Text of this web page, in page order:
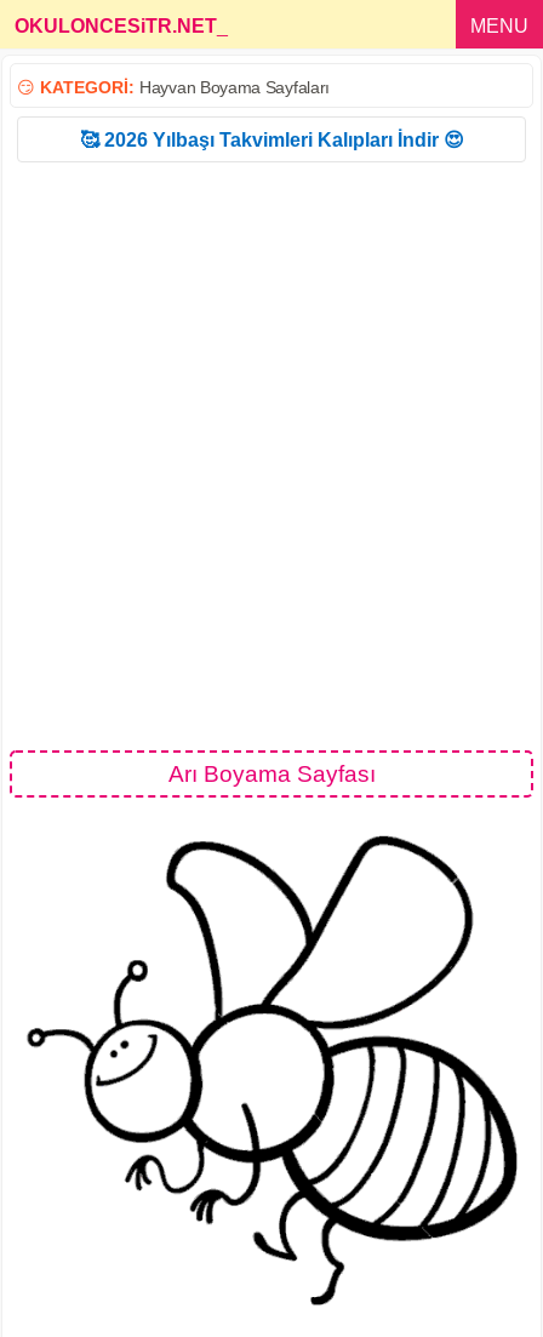
OKULONCESiTR.NET MENU
😏 KATEGORİ: Hayvan Boyama Sayfaları
🥰 2026 Yılbaşı Takvimleri Kalıpları İndir 😍
Arı Boyama Sayfası